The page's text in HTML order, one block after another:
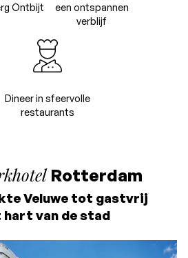
Ontbijt
een ontspannen
verblijf
Dineer in sfeervolle
restaurants
Rotterdam
Veluwe tot gastvrij
hart van de stad